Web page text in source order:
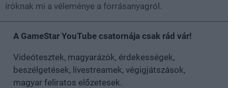
íróknak mi a véleménye a forrásanyagról.
A GameStar YouTube csatornája csak rád vár!
Videótesztek, magyarázók, érdekességek,
beszélgetések, livestreamek, végigjátszások,
magyar feliratos előzetesek.